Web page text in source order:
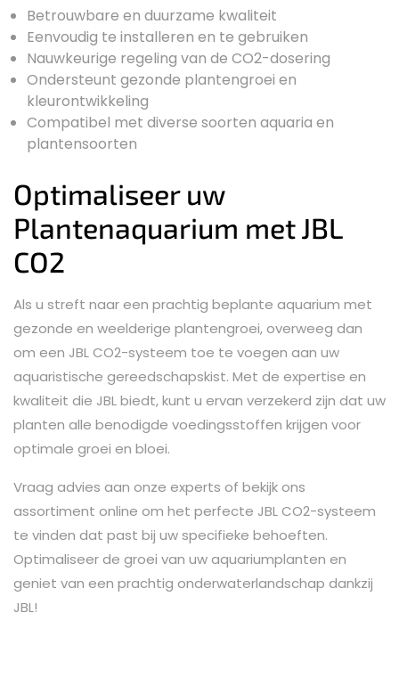
Betrouwbare en duurzame kwaliteit
Eenvoudig te installeren en te gebruiken
Nauwkeurige regeling van de CO2-dosering
Ondersteunt gezonde plantengroei en
kleurontwikkeling
Compatibel met diverse soorten aquaria en
plantensoorten
Optimaliseer uw
Plantenaquarium met JBL
CO2
Als u streft naar een prachtig beplante aquarium met
gezonde en weelderige plantengroei, overweeg dan
om een JBL CO2-systeem toe te voegen aan uw
aquaristische gereedschapskist. Met de expertise en
kwaliteit die JBL biedt, kunt u ervan verzekerd zijn dat uw
planten alle benodigde voedingsstoffen krijgen voor
optimale groei en bloei.
Vraag advies aan onze experts of bekijk ons
assortiment online om het perfecte JBL CO2-systeem
te vinden dat past bij uw specifieke behoeften.
Optimaliseer de groei van uw aquariumplanten en
geniet van een prachtig onderwaterlandschap dankzij
JBL!